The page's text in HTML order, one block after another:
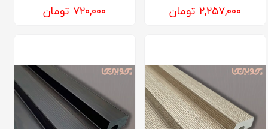
۲,۲۵۷,۰۰۰ تومان ۷۲۰,۰۰۰ تومان